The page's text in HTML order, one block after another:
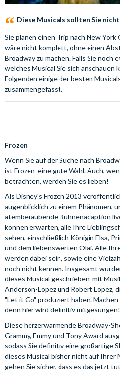
Diese Musicals sollten Sie
Sie planen einen Trip nach New York
wäre nicht komplett, ohne einen
Broadway zu machen. Falls Sie noch
welches Musical Sie sich anschauen
Folgenden einige der besten
zusammengefasst.
Frozen
Wenn Sie auf der Suche nach
ist Frozen eine gute Wahl. Auch,
betrachten, werden Sie es lieben!
Als Disney's Frozen 2013
augenblicklich zu einem Phänomen,
atemberaubende Bühnenadaption
können erwarten, alle Ihre
sehen, einschließlich Königin Elsa,
und dem liebenswerten Olaf. Alle
werden dabei sein, sowie eine
noch nicht kennen. Insgesamt
dieses Musical geschrieben, mit
Anderson-Lopez und Robert Lopez,
"Let it Go" produziert haben. Machen
denn hier wird definitiv mitgesungen!
Diese herzerwärmende Broadway-
Grammy, Emmy und Tony Award
sodass Sie definitiv eine großartige
dieses Musical bisher nicht auf Ihrer
gehen Sie sicher, dass es das jetzt